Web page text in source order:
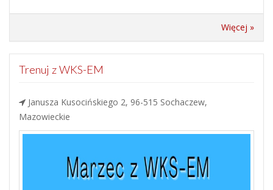
Więcej »
Trenuj z WKS-EM
Janusza Kusocińskiego 2, 96-515 Sochaczew,
Mazowieckie